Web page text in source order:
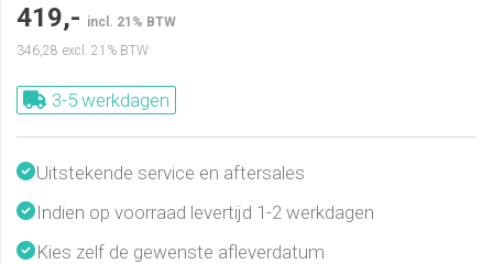
419,- incl. 21% BTW
346,28 excl. 21% BTW
3-5 werkdagen
Uitstekende service en aftersales
Indien op voorraad levertijd 1-2 werkdagen
Kies zelf de gewenste afleverdatum